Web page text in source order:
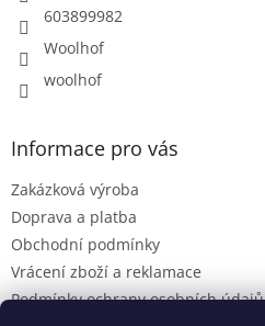
603899982
Woolhof
woolhof
Informace pro vás
Zakázková výroba
Doprava a platba
Obchodní podmínky
Vrácení zboží a reklamace
Podmínky ochrany osobních údajů